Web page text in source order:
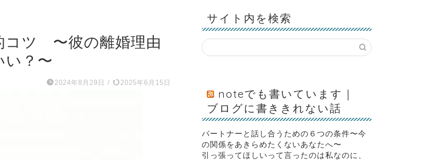
コツ 〜彼の離婚理由
い？〜
2024年8月29日 / 2025年6月15日
サイト内を検索
noteでも書いています｜
ブログに書ききれない話
パートナーと話し合うための６つの条件〜今
の関係をあきらめたくないあなたへ〜
引っ張ってほしいって言ったのは私なのに、